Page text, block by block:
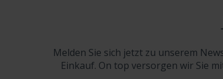
Melden Sie sich jetzt zu unserem
Einkauf. On top versorgen wir Sie